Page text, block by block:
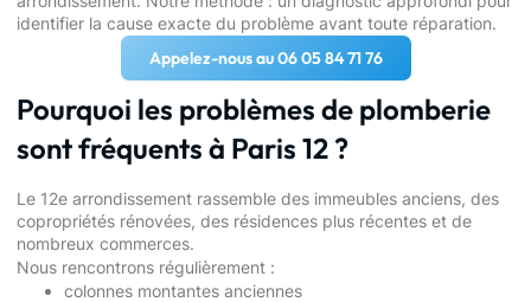
identifier la cause exacte du problème avant toute réparation.
Appelez-nous au 06 05 84 71 76
Pourquoi les problèmes de plomberie
sont fréquents à Paris 12 ?
Le 12e arrondissement rassemble des immeubles anciens, des
copropriétés rénovées, des résidences plus récentes et de
nombreux commerces.
Nous rencontrons régulièrement :
colonnes montantes anciennes